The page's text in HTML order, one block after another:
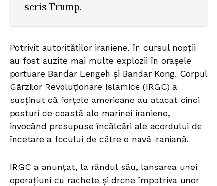
scris Trump.
Potrivit autorităților iraniene, în cursul nopții
au fost auzite mai multe explozii în orașele
portuare Bandar Lengeh și Bandar Kong. Corpul
Gărzilor Revoluționare Islamice (IRGC) a
susținut că forțele americane au atacat cinci
posturi de coastă ale marinei iraniene,
invocând presupuse încălcări ale acordului de
încetare a focului de către o navă iraniană.
IRGC a anunțat, la rândul său, lansarea unei
operațiuni cu rachete și drone împotriva unor